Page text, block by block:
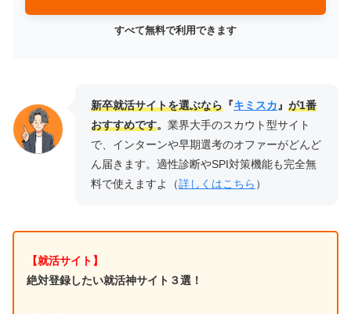
すべて無料で利用できます
新卒就活サイトを選ぶなら 『キミスカ』 が1番
おすすめです。 業界大手のスカウト型サイト
で、インターンや早期選考のオファーがどんど
ん届きます。適性診断やSPI対策機能も完全無
料で使えますよ（詳しくはこちら ）
【就活サイト】
絶対登録したい就活神サイト３選！